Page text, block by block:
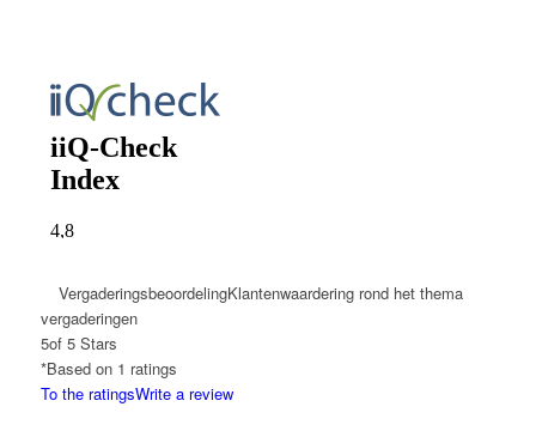
VergaderingsbeoordelingKlantenwaardering rond het thema
vergaderingen
5of 5 Stars
*Based on 1 ratings
To the ratingsWrite a review